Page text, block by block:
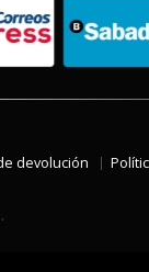
devolución